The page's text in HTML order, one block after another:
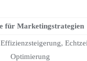
für Marketingstrategien
Optimierung